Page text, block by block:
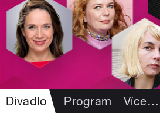
Divadlo Program Více…